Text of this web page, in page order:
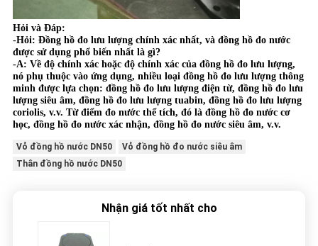
Hỏi và Đáp:
-Hỏi: Đồng hồ đo lưu lượng chính xác nhất, và đồng hồ đo nước
được sử dụng phổ biến nhất là gì?
-A: Về độ chính xác hoặc độ chính xác của đồng hồ đo lưu lượng,
nó phụ thuộc vào ứng dụng, nhiều loại đồng hồ đo lưu lượng thông
minh được lựa chọn: đồng hồ đo lưu lượng điện từ, đồng hồ đo lưu
lượng siêu âm, đồng hồ đo lưu lượng tuabin, đồng hồ đo lưu lượng
coriolis, v.v. Từ điểm đo nước thể tích, đó là đồng hồ đo nước cơ
học, đồng hồ đo nước xác nhận, đồng hồ đo nước siêu âm, v.v.
Vỏ đồng hồ nước DN50
Vỏ đồng hồ đo nước siêu âm
Thân đồng hồ nước DN50
Nhận giá tốt nhất cho